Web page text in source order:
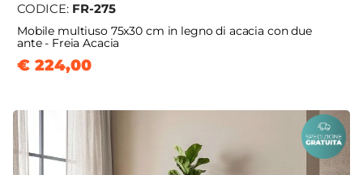
CODICE: FR-275
Mobile multiuso 75x30 cm in legno di acacia con due
ante - Freia Acacia
€ 224,00